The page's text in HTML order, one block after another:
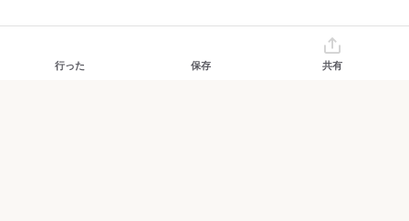
行った 保存 共有